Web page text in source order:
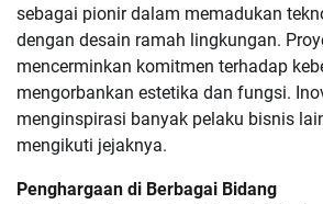
sebagai pionir dalam memadukan
dengan desain ramah lingkungan.
mencerminkan komitmen terhadap
mengorbankan estetika dan fungsi.
menginspirasi banyak pelaku bisnis
mengikuti jejaknya.
Penghargaan di Berbagai Bidang